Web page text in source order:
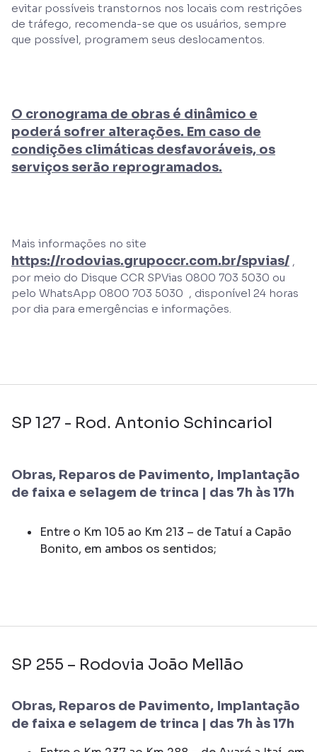
evitar possíveis transtornos nos locais com restrições
de tráfego, recomenda-se que os usuários, sempre
que possível, programem seus deslocamentos.
O cronograma de obras é dinâmico e
poderá sofrer alterações. Em caso de
condições climáticas desfavoráveis, os
serviços serão reprogramados.
Mais informações no site
https://rodovias.grupoccr.com.br/spvias/ ,
por meio do Disque CCR SPVias 0800 703 5030 ou
pelo WhatsApp 0800 703 5030 , disponível 24 horas
por dia para emergências e informações.
SP 127 - Rod. Antonio Schincariol
Obras, Reparos de Pavimento, Implantação
de faixa e selagem de trinca | das 7h às 17h
Entre o Km 105 ao Km 213 – de Tatuí a Capão
Bonito, em ambos os sentidos;
SP 255 – Rodovia João Mellão
Obras, Reparos de Pavimento, Implantação
de faixa e selagem de trinca | das 7h às 17h